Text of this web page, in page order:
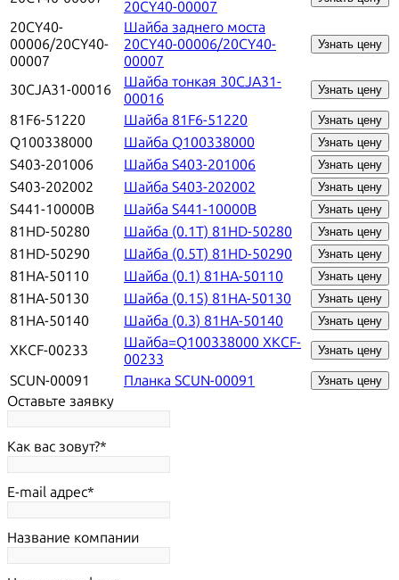
20CY40-00007
20CY40-
00006/20CY40-
00007
Шайба заднего моста
20CY40-00006/20CY40-
00007
Узнать цену
30CJA31-00016
Шайба тонкая 30CJA31-
00016
Узнать цену
81F6-51220 Шайба 81F6-51220 Узнать цену
Q100338000 Шайба Q100338000 Узнать цену
S403-201006 Шайба S403-201006 Узнать цену
S403-202002 Шайба S403-202002 Узнать цену
S441-10000B Шайба S441-10000B Узнать цену
81HD-50280 Шайба (0.1T) 81HD-50280 Узнать цену
81HD-50290 Шайба (0.5T) 81HD-50290 Узнать цену
81HA-50110 Шайба (0.1) 81HA-50110 Узнать цену
81HA-50130 Шайба (0.15) 81HA-50130 Узнать цену
81HA-50140 Шайба (0.3) 81HA-50140 Узнать цену
XKCF-00233
Шайба=Q100338000 XKCF-
00233
Узнать цену
SCUN-00091 Планка SCUN-00091 Узнать цену
Оставьте заявку
Как вас зовут?
E-mail адрес
Название компании